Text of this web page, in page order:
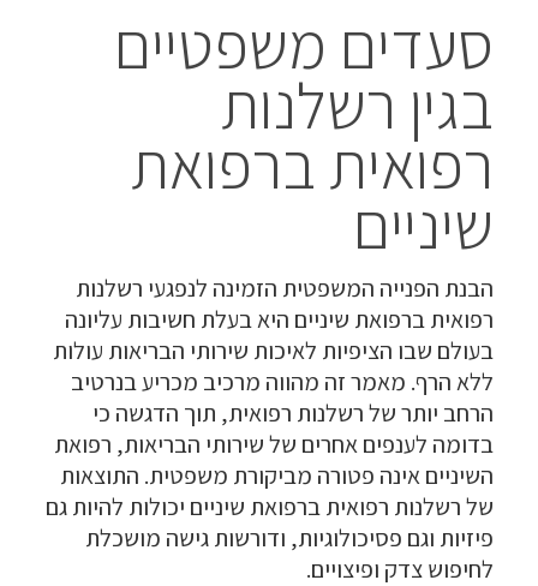
סעדים משפטיים
בגין רשלנות
רפואית ברפואת
שיניים
הבנת הפנייה המשפטית הזמינה לנפגעי רשלנות
רפואית ברפואת שיניים היא בעלת חשיבות עליונה
בעולם שבו הציפיות לאיכות שירותי הבריאות עולות
ללא הרף. מאמר זה מהווה מרכיב מכריע בנרטיב
הרחב יותר של רשלנות רפואית, תוך הדגשה כי
בדומה לענפים אחרים של שירותי הבריאות, רפואת
השיניים אינה פטורה מביקורת משפטית. התוצאות
של רשלנות רפואית ברפואת שיניים יכולות להיות גם
פיזיות וגם פסיכולוגיות, ודורשות גישה מושכלת
לחיפוש צדק ופיצויים.